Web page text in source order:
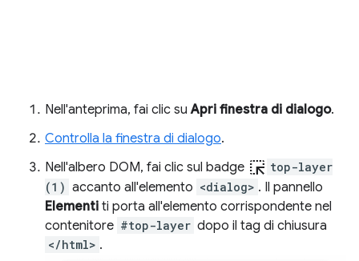
Nell'anteprima, fai clic suApri finestra di dialogo.
Controlla la finestra di dialogo.
Nell'albero DOM, fai clic sul badge ink_selection top-layer
(1) accanto all'elemento <dialog> . Il pannello
Elementi ti porta all'elemento corrispondente nel
contenitore #top-layer dopo il tag di chiusura
</html> .